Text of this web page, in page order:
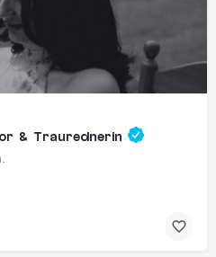
& Traurednerin